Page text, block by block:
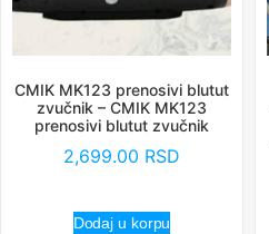
CMIK MK123 prenosivi blutut
zvučnik – CMIK MK123
prenosivi blutut zvučnik
2,699.00 RSD
Dodaj u korpu